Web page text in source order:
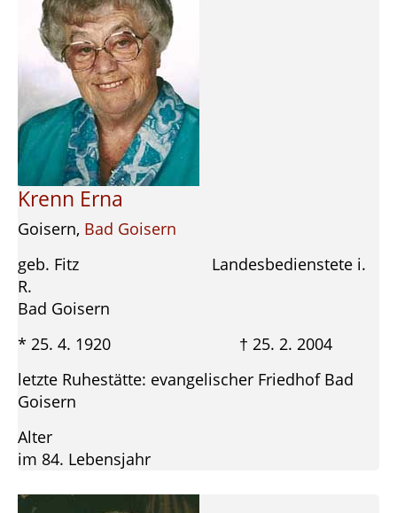
Krenn Erna
Goisern, Bad Goisern
geb. Fitz Landesbedienstete i.
R.
Bad Goisern
* 25. 4. 1920 † 25. 2. 2004
letzte Ruhestätte: evangelischer Friedhof Bad
Goisern
Alter
im 84. Lebensjahr